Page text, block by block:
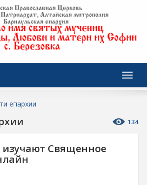
епархии
134
изучают Священное